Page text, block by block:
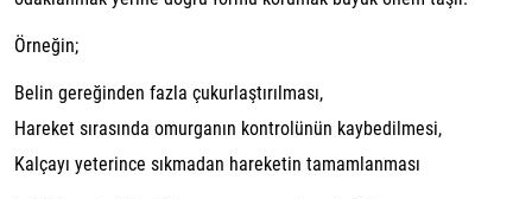
Örneğin;
Belin gereğinden fazla çukurlaştırılması,
Hareket sırasında omurganın kontrolünün kaybedilmesi,
Kalçayı yeterince sıkmadan hareketin tamamlanması